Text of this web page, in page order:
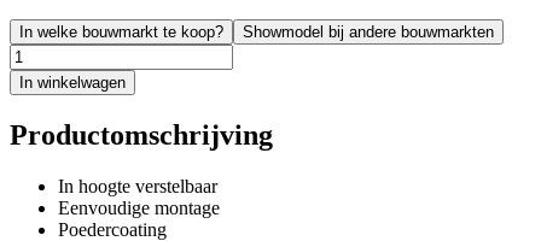
In welke bouwmarkt te koop? Showmodel bij andere bouwmarkten
In winkelwagen
Productomschrijving
In hoogte verstelbaar
Eenvoudige montage
Poedercoating